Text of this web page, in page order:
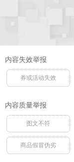
内容失效举报
券或活动失效
内容质量举报
图文不符
商品假冒伪劣